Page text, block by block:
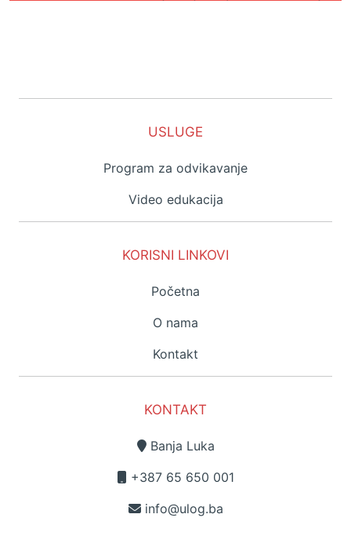
USLUGE
Program za odvikavanje
Video edukacija
KORISNI LINKOVI
Početna
O nama
Kontakt
KONTAKT
Banja Luka
+387 65 650 001
info@ulog.ba